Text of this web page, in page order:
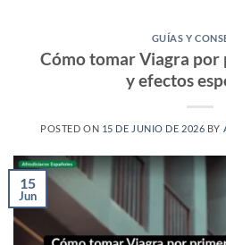
GUÍAS Y
Cómo tomar Viagra por
y efectos
POSTED ON 15 DE JUNIO DE 2026 BY
15
Jun